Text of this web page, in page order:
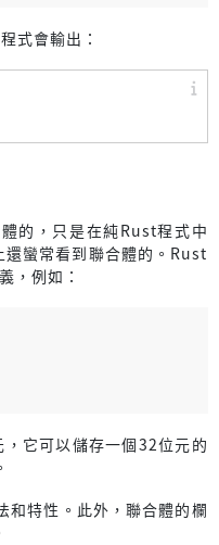
式會輸出：
的，只是在純Rust程式中
蠻常看到聯合體的。Rust
，例如：
它可以儲存一個32位元的
和特性。此外，聯合體的欄